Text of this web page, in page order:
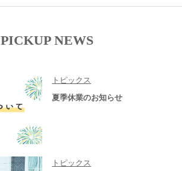
PICKUP NEWS
トピックス
夏季休業のお知らせ
トピックス